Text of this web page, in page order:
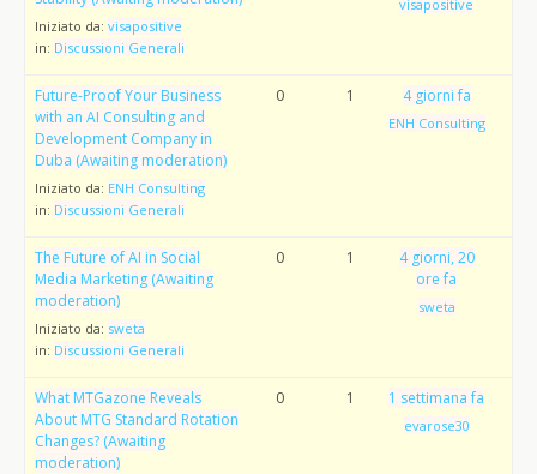
Iniziato da: visapositive
in: Discussioni Generali
visapositive
Future-Proof Your Business
with an AI Consulting and
Development Company in
Duba (Awaiting moderation)
Iniziato da: ENH Consulting
in: Discussioni Generali
0 1 4 giorni fa
ENH Consulting
The Future of AI in Social
Media Marketing (Awaiting
moderation)
Iniziato da: sweta
in: Discussioni Generali
0 1
4 giorni, 20
ore fa
sweta
What MTGazone Reveals
About MTG Standard Rotation
Changes? (Awaiting
moderation)
0 1 1 settimana fa
evarose30